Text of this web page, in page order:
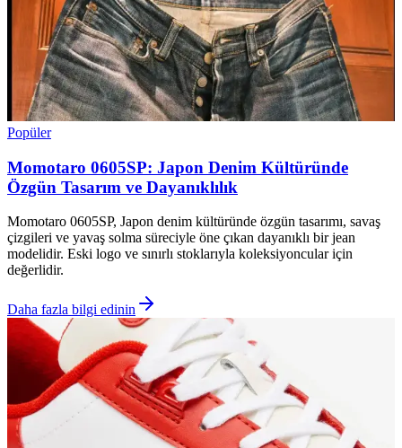
Popüler
Momotaro 0605SP: Japon Denim Kültüründe
Özgün Tasarım ve Dayanıklılık
Momotaro 0605SP, Japon denim kültüründe özgün tasarımı, savaş
çizgileri ve yavaş solma süreciyle öne çıkan dayanıklı bir jean
modelidir. Eski logo ve sınırlı stoklarıyla koleksiyoncular için
değerlidir.
Daha fazla bilgi edinin